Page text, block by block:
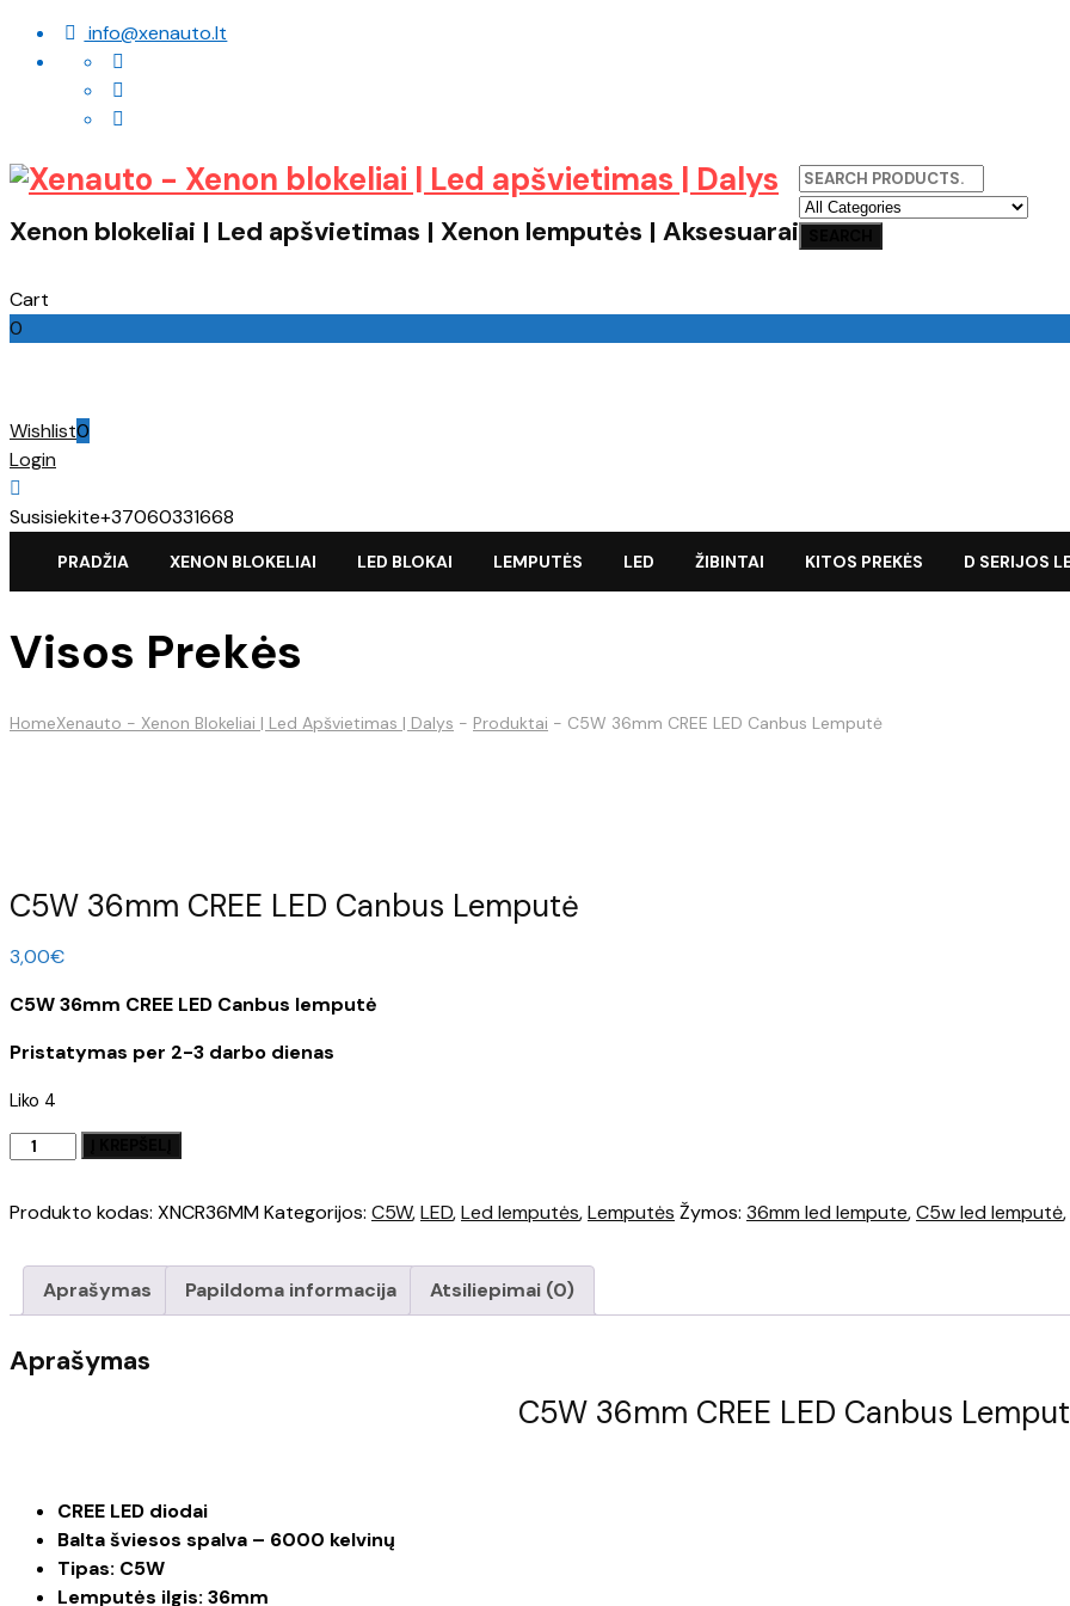
info@xenauto.lt
Xenon blokeliai | Led apšvietimas | Xenon lemputės | Aksesuarai
Cart
0
Wishlist0
Login
Susisiekite+37060331668
PRADŽIA XENON BLOKELIAI LED BLOKAI LEMPUTĖS LED ŽIBINTAI KITOS PREKĖS D SERIJOS
Visos Prekės
HomeXenauto - Xenon Blokeliai | Led Apšvietimas | Dalys - Produktai - C5W 36mm CREE LED Canbus Lemputė
C5W 36mm CREE LED Canbus Lemputė
3,00€
C5W 36mm CREE LED Canbus lemputė
Pristatymas per 2-3 darbo dienas
Liko 4
produkto
C5W
CREE
Canbus
Lemputė
Produkto kodas: XNCR36MMKategorijos: C5W,LED,Led lemputės,Lemputės Žymos: 36mm led lempute,C5w led lemputė,
Aprašymas Papildoma informacija Atsiliepimai (0)
Aprašymas
C5W 36mm CREE LED Canbus
CREE LED diodai
Balta šviesos spalva – 6000 kelvinų
Tipas: C5W
Lemputės ilgis: 36mm